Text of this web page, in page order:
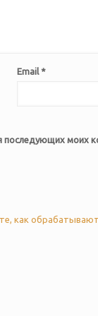
Email *
последующих моих
как